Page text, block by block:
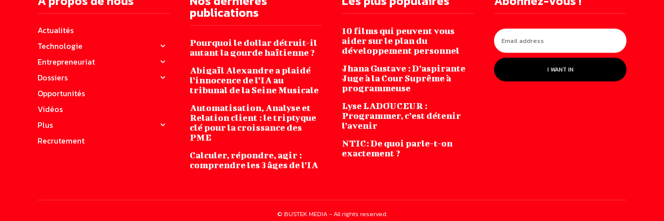
Actualités
Technologie
Entrepreneuriat
Dossiers
Opportunités
Vidéos
Plus
Recrutement
publications
Pourquoi le dollar détruit-il
autant la gourde haïtienne ?
Abigaïl Alexandre a plaidé
l’innocence de l’IA au
tribunal de la Seine Musicale
Automatisation, Analyse et
Relation client : le triptyque
clé pour la croissance des
PME
Calculer, répondre, agir :
comprendre les 3 âges de l’IA
10 films qui peuvent vous
aider sur le plan du
développement personnel
Jhana‌ ‌Gustave‌ ‌:‌ ‌D’aspirante‌
‌Juge‌ ‌à‌ ‌la‌ ‌Cour‌ ‌Suprême‌ ‌à
‌programmeuse ‌
Lyse LADOUCEUR :
Programmer, c’est détenir
l’avenir
NTIC: De quoi parle-t-on
exactement ?
I WANT IN
© BUSTEK MEDIA - All rights reserved.